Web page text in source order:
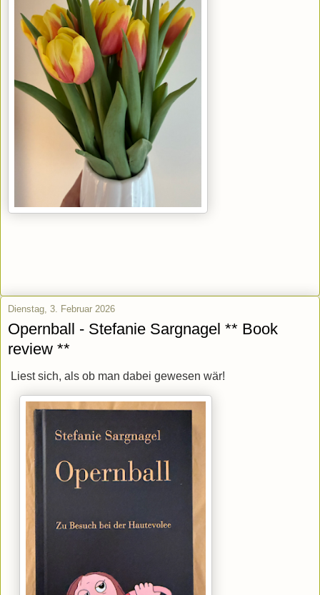
Dienstag, 3. Februar 2026
Opernball - Stefanie Sargnagel ** Book
review **
Liest sich, als ob man dabei gewesen wär!